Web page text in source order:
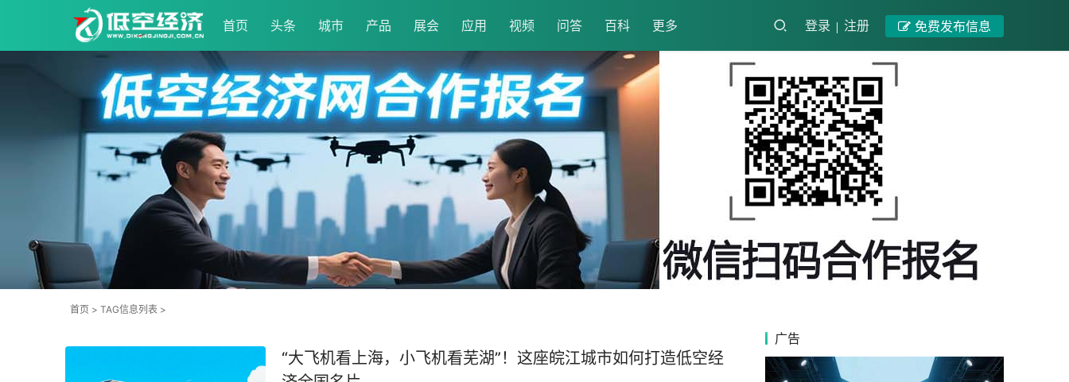
首页 头条 城市 产品 展会 应用 视频 问答 百科 更多 登录 注册 免费发布信息
首页 > TAG信息列表 >
“大飞机看上海，小飞机看芜湖”！这座皖江城市如何打造低空经
广告